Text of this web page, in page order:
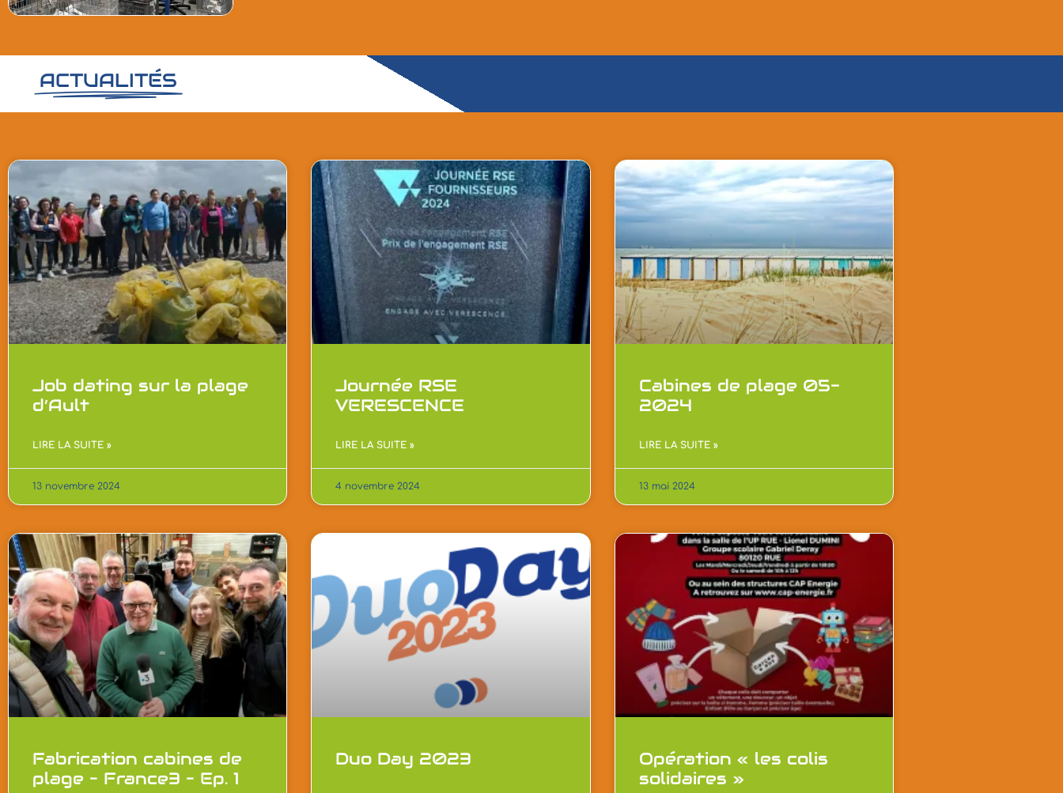
ACTUALITÉS
Job dating sur la plage
d’Ault
LIRE LA SUITE »
13 novembre 2024
Journée RSE
VERESCENCE
LIRE LA SUITE »
4 novembre 2024
Cabines de plage 05-
2024
LIRE LA SUITE »
13 mai 2024
Fabrication cabines de
plage – France3 – Ep. 1
Duo Day 2023
Opération « les colis
solidaires »